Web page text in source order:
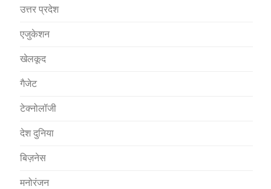
उत्तर प्रदेश
एजुकेशन
खेलकूद
गैजेट
टेक्नोलॉजी
देश दुनिया
बिज़नेस
मनोरंजन